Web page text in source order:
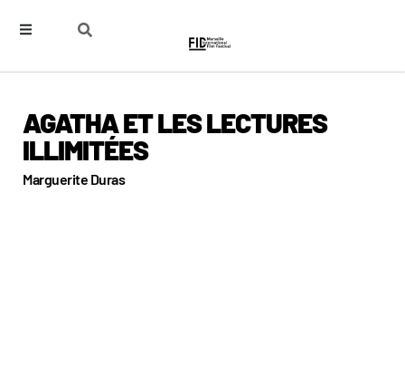
AGATHA ET LES LECTURES
ILLIMITÉES
Marguerite Duras